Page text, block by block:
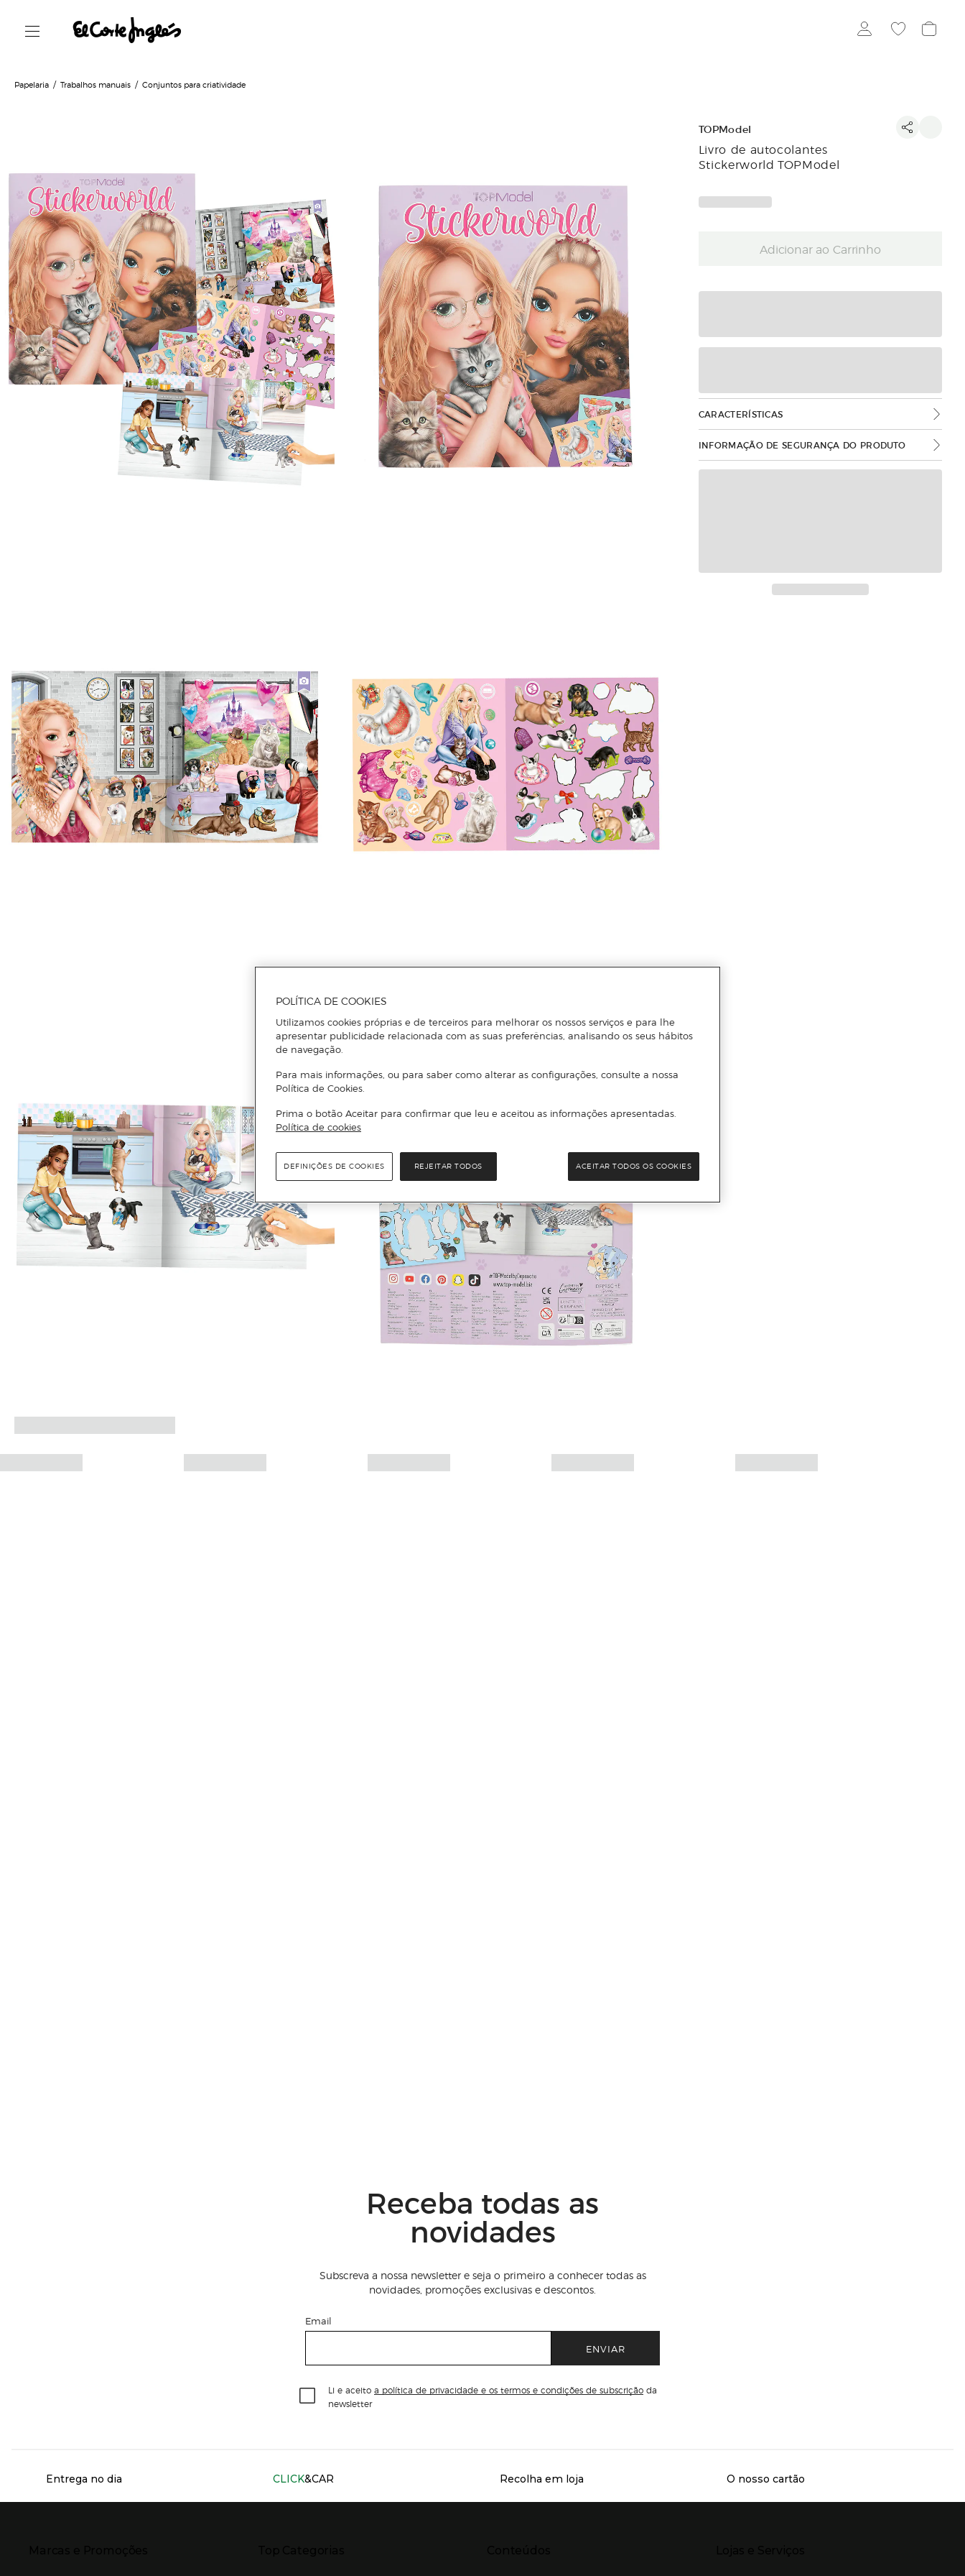
Papelaria Trabalhos manuais Conjuntos para criatividade
TOPModel
Livro de autocolantes
Stickerworld TOPModel
Adicionar ao Carrinho
CARACTERÍSTICAS
INFORMAÇÃO DE SEGURANÇA DO PRODUTO
Receba todas as
novidades
Subscreva a nossa newsletter e seja o primeiro a conhecer todas as
novidades, promoções exclusivas e descontos.
Email
ENVIAR
Li e aceito a política de privacidade e os termos e condições de subscrição da
newsletter
Servicios destacados
Entrega no dia CLICK&CAR Recolha em loja O nosso cartão
POLÍTICA DE COOKIES
Utilizamos cookies próprias e de terceiros para melhorar os nossos serviços e para lhe
apresentar publicidade relacionada com as suas preferências, analisando os seus hábitos
de navegação.
Para mais informações, ou para saber como alterar as configurações, consulte a nossa
Política de Cookies.
Prima o botão Aceitar para confirmar que leu e aceitou as informações apresentadas.
Política de cookies
REJEITAR TODOS ACEITAR TODOS OS COOKIES
DEFINIÇÕES DE COOKIES